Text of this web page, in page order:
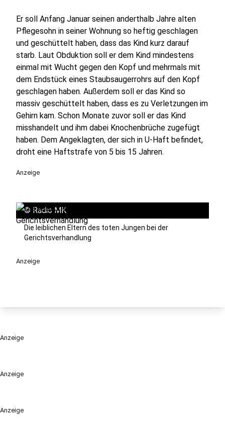
Anzeige
Anzeige
Er soll Anfang Januar seinen anderthalb Jahre alten
Pflegesohn in seiner Wohnung so heftig geschlagen
und geschüttelt haben, dass das Kind kurz darauf
starb. Laut Obduktion soll er dem Kind mindestens
einmal mit Wucht gegen den Kopf und mehrmals mit
dem Endstück eines Staubsaugerrohrs auf den Kopf
geschlagen haben. Außerdem soll er das Kind so
massiv geschüttelt haben, dass es zu Verletzungen im
Gehirn kam. Schon Monate zuvor soll er das Kind
misshandelt und ihm dabei Knochenbrüche zugefügt
haben. Dem Angeklagten, der sich in U-Haft befindet,
droht eine Haftstrafe von 5 bis 15 Jahren.
Anzeige
© Radio MK
Die leiblichen Eltern des toten Jungen bei der
Gerichtsverhandlung
Anzeige
Anzeige